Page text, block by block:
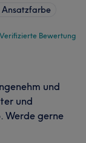
Ansatzfarbe
Verifizierte Bewertung
und
und
Werde gerne